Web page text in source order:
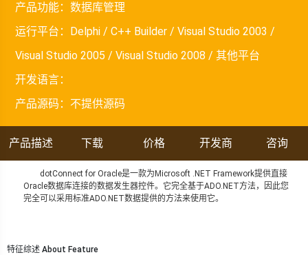
产品功能：数据库管理
运行平台： Delphi / C++ Builder / Visual Studio 2003 /
Visual Studio 2005 / Visual Studio 2008 / 其他平台
开发语言：
产品源码： 不提供源码
产品描述 下载 价格 开发商 咨询
dotConnect for Oracle是一款为Microsoft .NET Framework提供直接
Oracle数据库连接的数据发生器控件。它完全基于ADO.NET方法，因此您
完全可以采用标准ADO.NET数据提供的方法来使用它。
特征综述 About Feature